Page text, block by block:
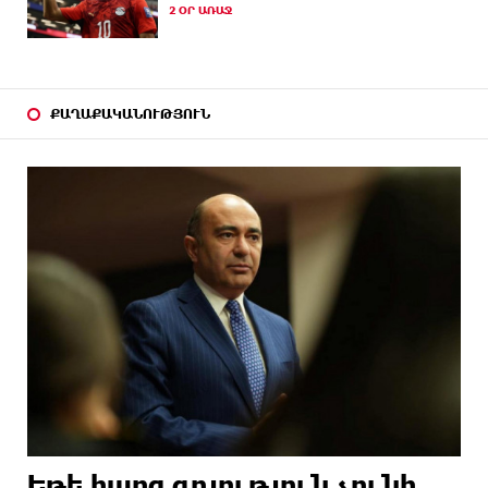
13 ԺԱՄ
ԱՌԱՋ
Իրանը և Օմանը պլանավորում են փոխել
Հորմուզի նեղուցի նավագնացության
կառուցվածքը
14 ԺԱՄ
ԱՌԱՋ
8-ամյա Մոնթե Մուրադյանն ու Սյունե Քոսակյանը
հաղթահարել են Արարատի գագաթը
դուրս են բերել արգելափակումից
Երևանում երթուղիների փոփոխություն կլինի
Օգոստոսի 7-ին՝ Գարեգին Բ Ամենայն Հայոց
Կաթողիկոսի դատական նիստը
ՆԳՆ-ն՝ աղբակույտի տակ մնացած քաղաքացու
մահվան մասին
«Համահայկական ճակատ» շարժումը
զորակցություն է հայտնում Ամենայն Հայոց
2 ՕՐ ԱՌԱՋ
ՔԱՂԱՔԱԿԱՆՈՒԹՅՈՒՆ